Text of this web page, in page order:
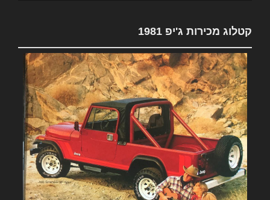
קטלוג מכירות ג'יפ 1981